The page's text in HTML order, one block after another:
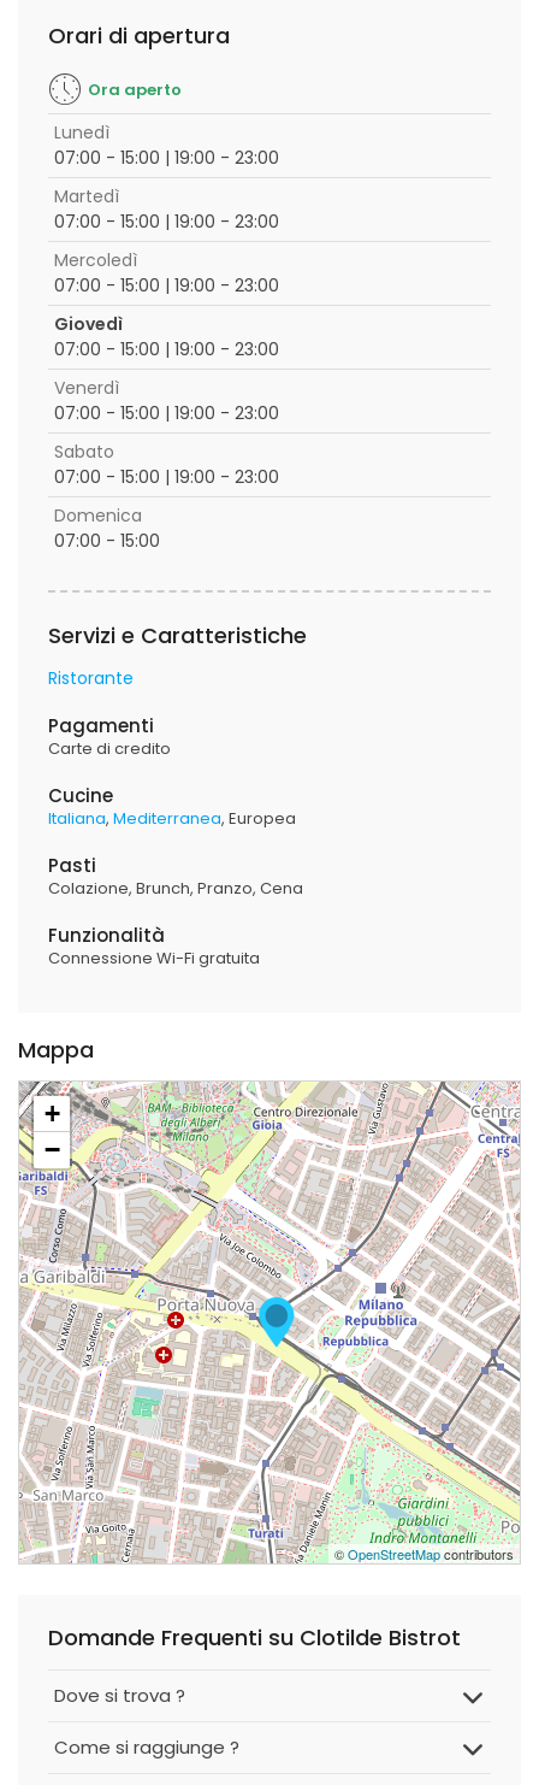
Orari di apertura
Ora aperto
Lunedì
07:00 - 15:00 | 19:00 - 23:00
Martedì
07:00 - 15:00 | 19:00 - 23:00
Mercoledì
07:00 - 15:00 | 19:00 - 23:00
Giovedì
07:00 - 15:00 | 19:00 - 23:00
Venerdì
07:00 - 15:00 | 19:00 - 23:00
Sabato
07:00 - 15:00 | 19:00 - 23:00
Domenica
07:00 - 15:00
Servizi e Caratteristiche
Ristorante
Pagamenti
Carte di credito
Cucine
Italiana Mediterranea Europea
Pasti
Colazione Brunch Pranzo Cena
Funzionalità
Connessione Wi-Fi gratuita
Mappa
+
−
©OpenStreetMapcontributors
Domande Frequenti su Clotilde Bistrot
Dove si trova ?
Come si raggiunge ?